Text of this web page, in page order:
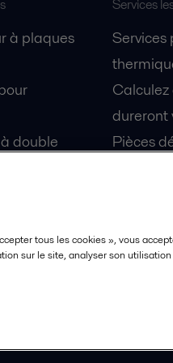
à plaques
double
MBR
pompes
pour
Services
Services
dureront
Pièces
tous les cookies », vous
sur le site, analyser son